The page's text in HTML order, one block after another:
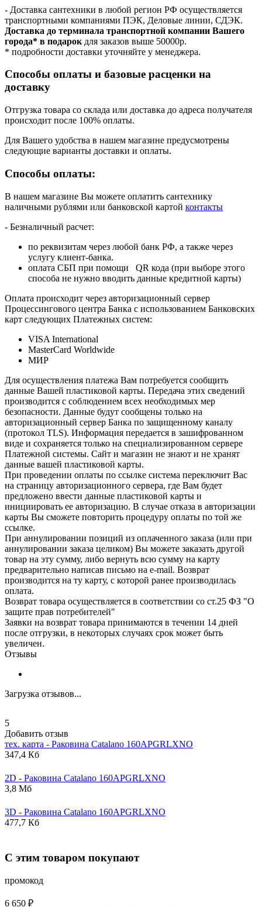
- Доставка сантехники в любой регион РФ осуществляется
транспортными компаниями ПЭК, Деловые линии, СДЭК.
Доставка до терминала транспортной компании Вашего
города* в подарок для заказов выше 50000р.
* подробности доставки уточняйте у менеджера.
Способы оплаты и базовые расценки на
доставку
Отгрузка товара со склада или доставка до адреса получателя
происходит после 100% оплаты.
Для Вашего удобства в нашем магазине предусмотрены
следующие варианты доставки и оплаты.
Способы оплаты:
В нашем магазине Вы можете оплатить сантехнику
наличными рублями или банковской картой контакты
- Безналичный расчет:
по реквизитам через любой банк РФ, а также через
услугу клиент-банка.
оплата СБП при помощи QR кода (при выборе этого
способа не нужно вводить данные кредитной карты)
Оплата происходит через авторизационный сервер
Процессингового центра Банка с использованием Банковских
карт следующих Платежных систем:
VISA International
MasterCard Worldwide
МИР
Для осуществления платежа Вам потребуется сообщить
данные Вашей пластиковой карты. Передача этих сведений
производится с соблюдением всех необходимых мер
безопасности. Данные будут сообщены только на
авторизационный сервер Банка по защищенному каналу
(протокол TLS). Информация передается в зашифрованном
виде и сохраняется только на специализированном сервере
Платежной системы. Сайт и магазин не знают и не хранят
данные вашей пластиковой карты.
При проведении оплаты по ссылке система переключит Вас
на страницу авторизационного сервера, где Вам будет
предложено ввести данные пластиковой карты и
инициировать ее авторизацию. В случае отказа в авторизации
карты Вы сможете повторить процедуру оплаты по той же
ссылке.
При аннулировании позиций из оплаченного заказа (или при
аннулировании заказа целиком) Вы можете заказать другой
товар на эту сумму, либо вернуть всю сумму на карту
предварительно написав письмо на e-mail. Возврат
производится на ту карту, с которой ранее производилась
оплата.
Возврат товара осуществляется в соответствии со ст.25 ФЗ "О
защите прав потребителей"
Заявки на возврат товара принимаются в течении 14 дней
после отгрузки, в некоторых случаях срок может быть
увеличен.
Отзывы
Загрузка отзывов...
5
Добавить отзыв
тех. карта - Раковина Catalano 160APGRLXNO
347,4 Кб
2D - Раковина Catalano 160APGRLXNO
3,8 Мб
3D - Раковина Catalano 160APGRLXNO
477,7 Кб
С этим товаром покупают
промокод
6 650 ₽